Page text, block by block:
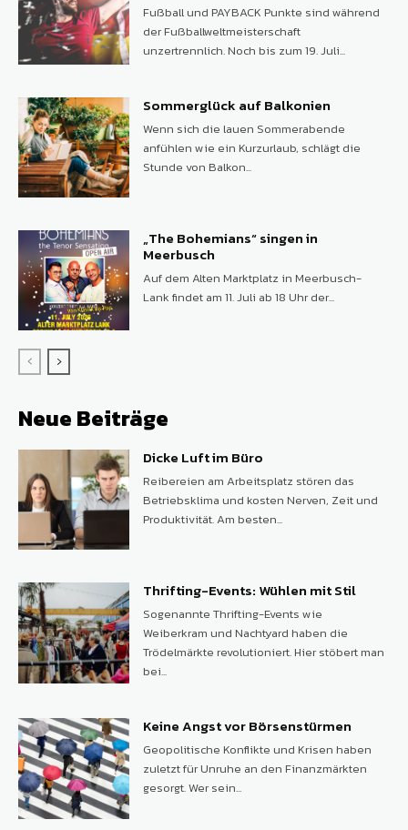
Fußball und PAYBACK Punkte sind während
der Fußballweltmeisterschaft
unzertrennlich. Noch bis zum 19. Juli...
Sommerglück auf Balkonien
Wenn sich die lauen Sommerabende
anfühlen wie ein Kurzurlaub, schlägt die
Stunde von Balkon...
„The Bohemians“ singen in
Meerbusch
Auf dem Alten Marktplatz in Meerbusch-
Lank findet am 11. Juli ab 18 Uhr der...
Neue Beiträge
Dicke Luft im Büro
Reibereien am Arbeitsplatz stören das
Betriebsklima und kosten Nerven, Zeit und
Produktivität. Am besten...
Thrifting-Events: Wühlen mit Stil
Sogenannte Thrifting-Events wie
Weiberkram und Nachtyard haben die
Trödelmärkte revolutioniert. Hier stöbert man
bei...
Keine Angst vor Börsenstürmen
Geopolitische Konflikte und Krisen haben
zuletzt für Unruhe an den Finanzmärkten
gesorgt. Wer sein...